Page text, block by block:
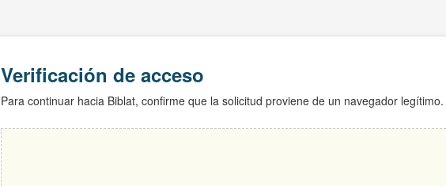
Verificación de acceso
Para continuar hacia Biblat, confirme que la solicitud proviene de un navegador legítimo.